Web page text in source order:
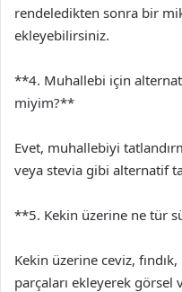
rendeledikten sonra bir
ekleyebilirsiniz.
**4. Muhallebi için
miyim?**
Evet, muhallebiyi
veya stevia gibi alternatif
**5. Kekin üzerine ne tür
Kekin üzerine ceviz,
parçaları ekleyerek görsel